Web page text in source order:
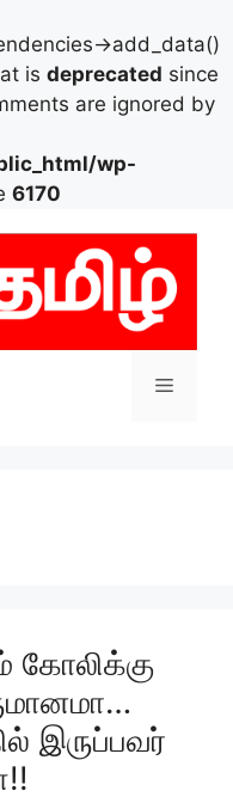
>add_data()
is deprecated since
are ignored by
wp-
6170
Menu
கோலிக்கு
இருப்பவர்